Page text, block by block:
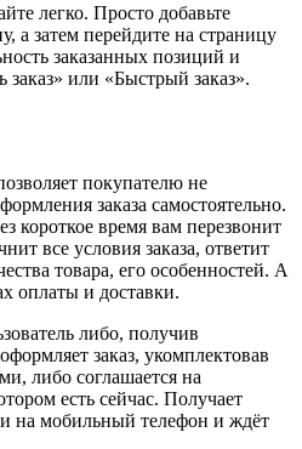
легко. Просто добавьте
а затем перейдите на страницу
заказанных позиций и
или «Быстрый заказ».
покупателю не
заказа самостоятельно.
короткое время вам перезвонит
все условия заказа, ответит
товара, его особенностей. А
оплаты и доставки.
либо, получив
заказ, укомплектовав
либо соглашается на
есть сейчас. Получает
на мобильный телефон и ждёт